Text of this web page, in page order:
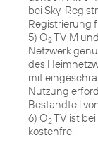
bei Sky-
Registrierung
5) O2TV M
Netzwerk
des
mit
Nutzung
Bestandteil
6) O2TV ist
kostenfrei.